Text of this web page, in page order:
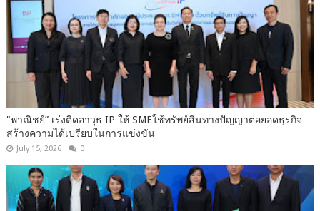
"พาณิชย์” เร่งติดอาวุธ IP ให้ SMEใช้ทรัพย์สินทางปัญญาต่อยอดธุรกิจ
สร้างความได้เปรียบในการแข่งขัน
July 15, 2026 0